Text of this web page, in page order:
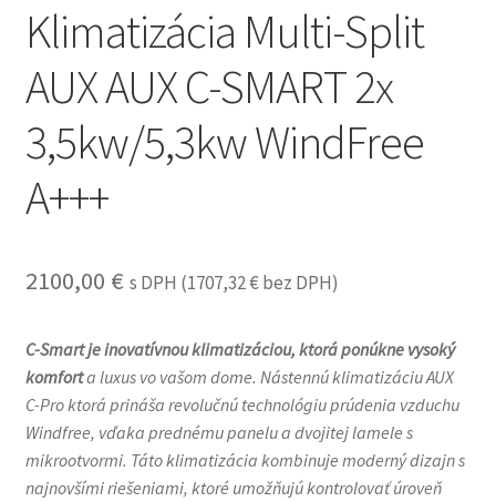
Klimatizácia Multi-Split
AUX AUX C-SMART 2x
3,5kw/5,3kw WindFree
A+++
2100,00 € s DPH (1707,32€bez DPH)
C-Smart je inovatívnou klimatizáciou, ktorá ponúkne vysoký
komforta luxus vo vašom dome. Nástennú klimatizáciu AUX
C-Pro ktorá prináša revolučnú technológiu prúdenia vzduchu
Windfree, vďaka prednému panelu a dvojitej lamele s
mikrootvormi. Táto klimatizácia kombinuje moderný dizajn s
najnovšími riešeniami, ktoré umožňujú kontrolovať úroveň